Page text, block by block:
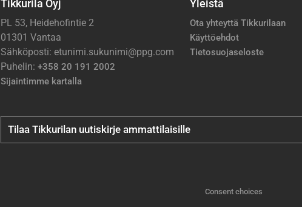
Tikkurila Oyj
PL 53, Heidehofintie 2
01301 Vantaa
Sähköposti: etunimi.sukunimi@ppg.com
Puhelin: +358 20 191 2002
Sijaintimme kartalla
Yleistä
Ota yhteyttä Tikkurilaan
Käyttöehdot
Tietosuojaseloste
Tilaa Tikkurilan uutiskirje ammattilaisille
Consent choices